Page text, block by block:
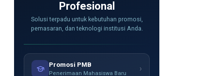
Profesional
Solusi terpadu untuk kebutuhan promosi,
pemasaran, dan teknologi institusi Anda.
Promosi PMB
Penerimaan Mahasiswa Baru ›